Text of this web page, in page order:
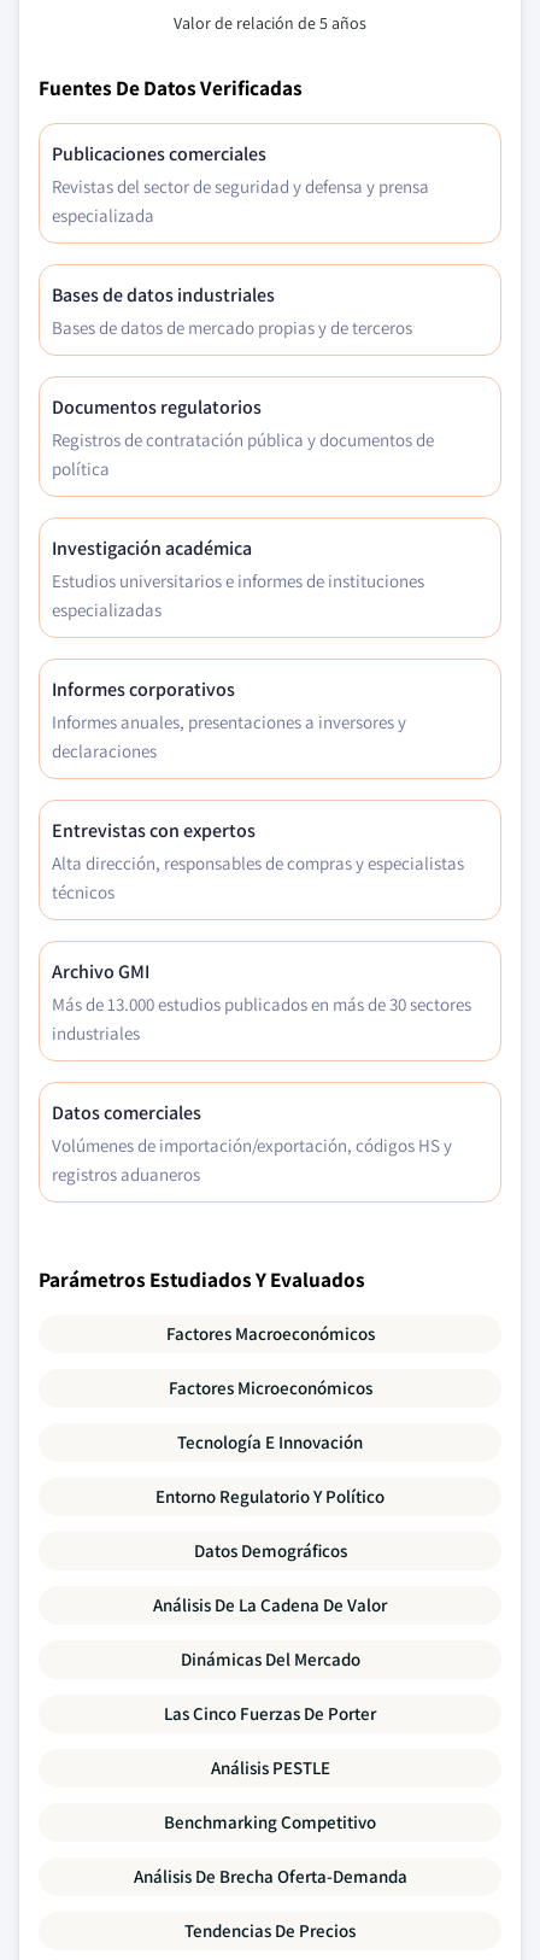
Valor de relación de 5 años
Fuentes De Datos Verificadas
Publicaciones comerciales
Revistas del sector de seguridad y defensa y prensa
especializada
Bases de datos industriales
Bases de datos de mercado propias y de terceros
Documentos regulatorios
Registros de contratación pública y documentos de
política
Investigación académica
Estudios universitarios e informes de instituciones
especializadas
Informes corporativos
Informes anuales, presentaciones a inversores y
declaraciones
Entrevistas con expertos
Alta dirección, responsables de compras y especialistas
técnicos
Archivo GMI
Más de 13.000 estudios publicados en más de 30 sectores
industriales
Datos comerciales
Volúmenes de importación/exportación, códigos HS y
registros aduaneros
Parámetros Estudiados Y Evaluados
Factores Macroeconómicos
Factores Microeconómicos
Tecnología E Innovación
Entorno Regulatorio Y Político
Datos Demográficos
Análisis De La Cadena De Valor
Dinámicas Del Mercado
Las Cinco Fuerzas De Porter
Análisis PESTLE
Benchmarking Competitivo
Análisis De Brecha Oferta-Demanda
Tendencias De Precios